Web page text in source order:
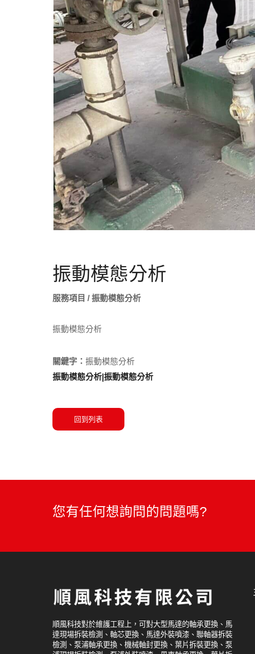
振動模態分析
服務項目 / 振動模態分析
振動模態分析
關鍵字： 振動模態分析
振動模態分析|振動模態分析
回到列表
您有任何想詢問的問題嗎?
順風科技對於維護工程上，可對大型馬達的軸承更換、馬
達現場拆裝檢測、軸芯更換、馬達外裝噴漆、聯軸器拆裝
檢測、泵浦軸承更換、機械軸封更換、葉片拆裝更換、泵